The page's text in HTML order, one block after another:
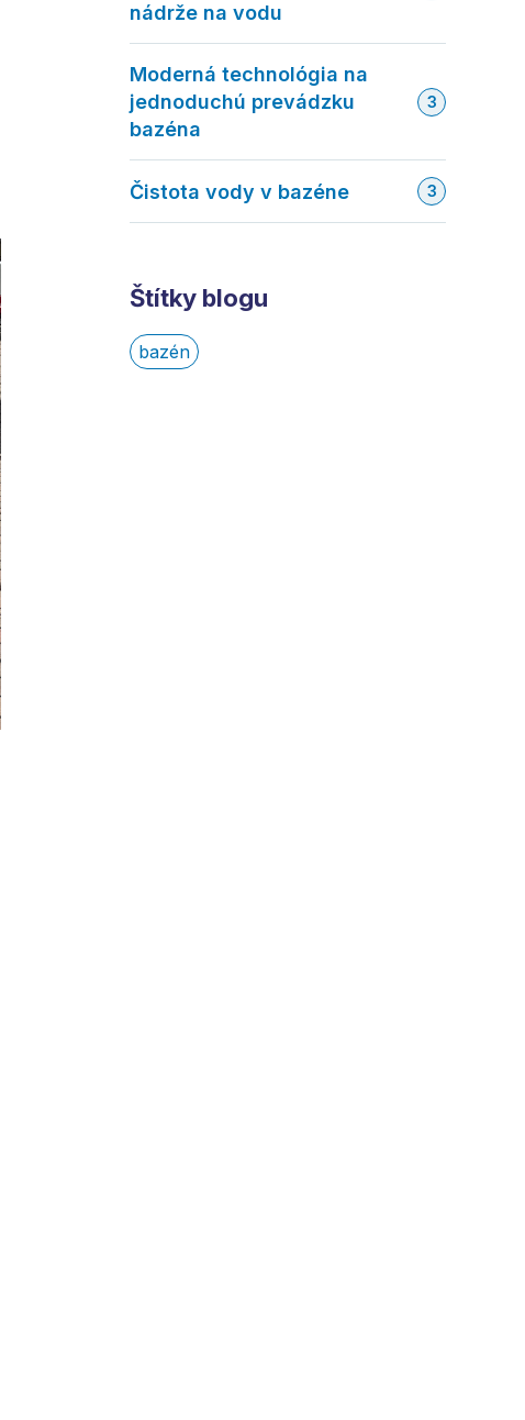
nádrže na vodu
Moderná technológia na
jednoduchú prevádzku
bazéna
3
Čistota vody v bazéne 3
Štítky blogu
bazén